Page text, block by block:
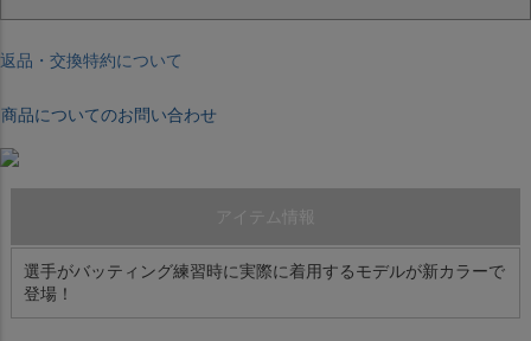
返品・交換特約について
商品についてのお問い合わせ
アイテム情報
選手がバッティング練習時に実際に着用するモデルが新カラーで
登場！